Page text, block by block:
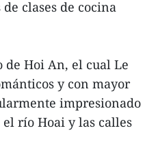
clases de cocina
de Hoi An, el cual Le
y con mayor
impresionado
río Hoai y las calles